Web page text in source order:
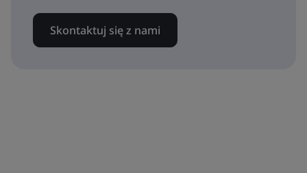
Skontaktuj się z nami